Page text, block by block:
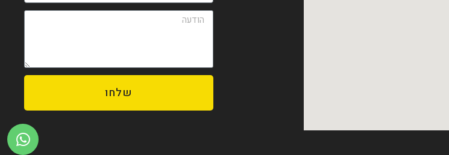
שלחו